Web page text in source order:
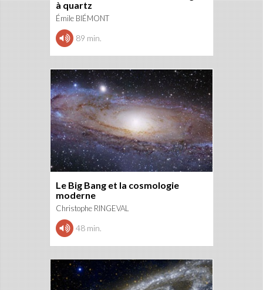
à quartz
Émile BIÉMONT
89 min.
Le Big Bang et la cosmologie
moderne
Christophe RINGEVAL
48 min.